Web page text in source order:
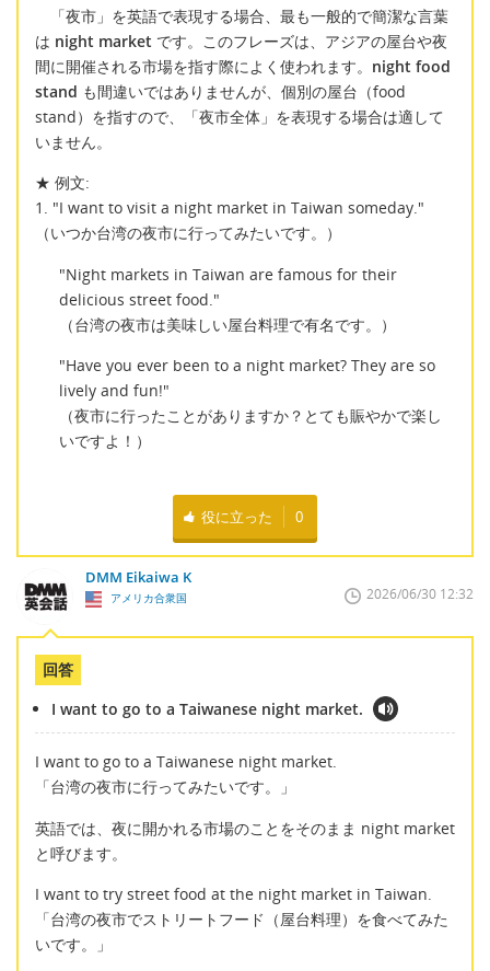
「夜市」を英語で表現する場合、最も一般的で簡潔な言葉
は night market です。このフレーズは、アジアの屋台や夜
間に開催される市場を指す際によく使われます。 night food
stand も間違いではありませんが、個別の屋台（food
stand）を指すので、「夜市全体」を表現する場合は適して
いません。
★ 例文:
1. "I want to visit a night market in Taiwan someday."
（いつか台湾の夜市に行ってみたいです。）
"Night markets in Taiwan are famous for their
delicious street food."
（台湾の夜市は美味しい屋台料理で有名です。）
"Have you ever been to a night market? They are so
lively and fun!"
（夜市に行ったことがありますか？とても賑やかで楽し
いですよ！）
役に立った 0
DMM Eikaiwa K
アメリカ合衆国 2026/06/30 12:32
回答
I want to go to a Taiwanese night market.
I want to go to a Taiwanese night market.
「台湾の夜市に行ってみたいです。」
英語では、夜に開かれる市場のことをそのまま night market
と呼びます。
I want to try street food at the night market in Taiwan.
「台湾の夜市でストリートフード（屋台料理）を食べてみた
いです。」